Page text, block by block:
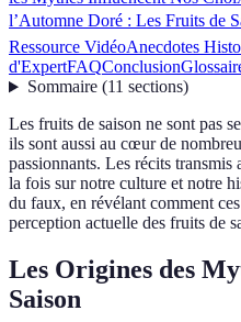
l’Automne Doré : Les Fruits de
Ressource VidéoAnecdotes
d'ExpertFAQConclusion
Sommaire(11 sections)
Les fruits de saison ne sont pas
ils sont aussi au cœur de
passionnants. Les récits transmis
la fois sur notre culture et notre
du faux, en révélant comment
perception actuelle des fruits de
Les Origines des
Saison